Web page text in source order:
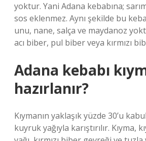
yoktur. Yani Adana kebabına;
sos eklenmez. Aynı şekilde bu
unu, nane, salça ve maydanoz
acı biber, pul biber veya kırmızı
Adana kebabı
hazırlanır?
Kıymanın yaklaşık yüzde 30’u
kuyruk yağıyla karıştırılır. Kıyma,